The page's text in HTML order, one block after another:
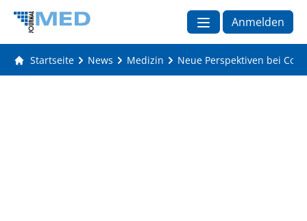
Anmelden
Startseite News Medizin Neue Perspektiven bei